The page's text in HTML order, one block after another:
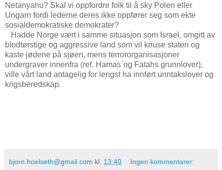
Netanyahu? Skal vi oppfordre folk til å sky Polen eller
Ungarn fordi lederne deres ikke oppfører seg som ekte
sosialdemokratiske demokrater?
Hadde Norge vært i samme situasjon som Israel, omgitt av
blodtørstige og aggressive land som vil knuse staten og
kaste jødene på sjøen, mens terrororganisasjoner
undergraver innenfra (ref. Hamas`og Fatahs grunnlover),
ville vårt land antagelig for lengst ha innført unntakslover og
krigsberedskap.
bjorn.hoelseth@gmail.com kl. 13:40 Ingen kommentarer: